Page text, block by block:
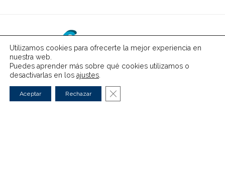
Eléctricos
Utilizamos cookies para ofrecerte la mejor experiencia en
nuestra web.
Puedes aprender más sobre qué cookies utilizamos o
desactivarlas en los ajustes
Aceptar Rechazar Cerrar el banner de cookies